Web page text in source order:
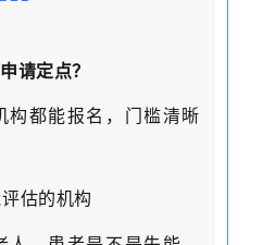
请定点？
构都能报名，门槛清晰
评估的机构